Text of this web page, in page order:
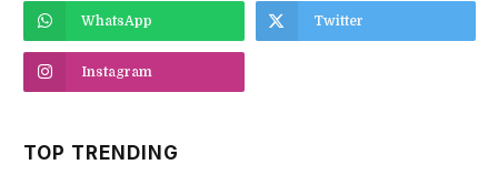
WhatsApp Twitter
Instagram
TOP TRENDING